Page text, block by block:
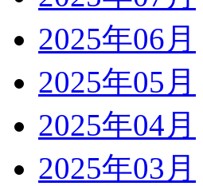
2025年06月
2025年05月
2025年04月
2025年03月